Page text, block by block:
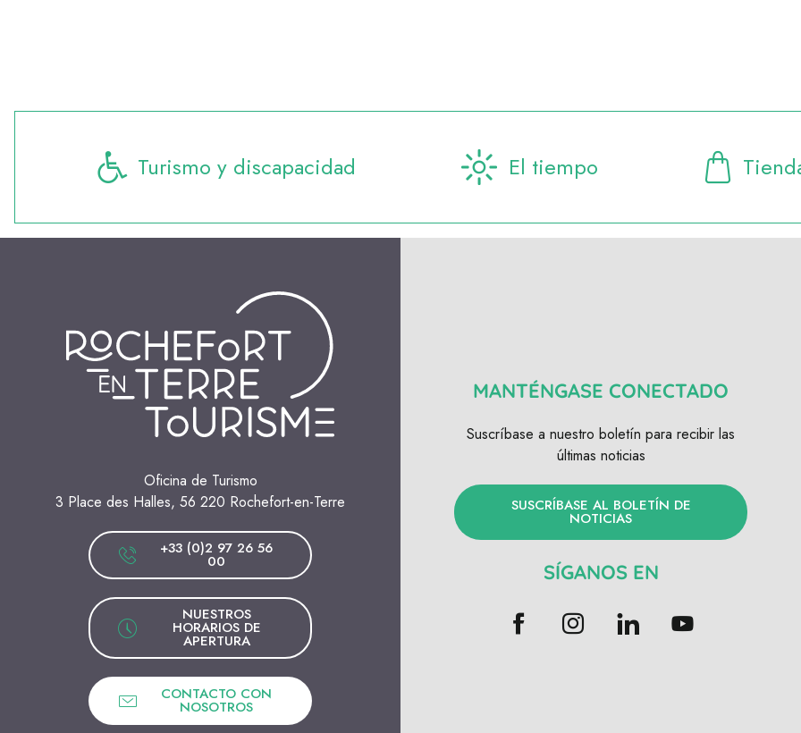
Turismo y discapacidad El tiempo
Oficina de Turismo
3 Place des Halles, 56 220 Rochefort-en-Terre
+33 (0)2 97 26 56
00
NUESTROS
HORARIOS DE
APERTURA
CONTACTO CON
NOSOTROS
MANTÉNGASE CONECTADO
Suscríbase a nuestro boletín para recibir las
últimas noticias
SUSCRÍBASE AL BOLETÍN DE
NOTICIAS
SÍGANOS EN